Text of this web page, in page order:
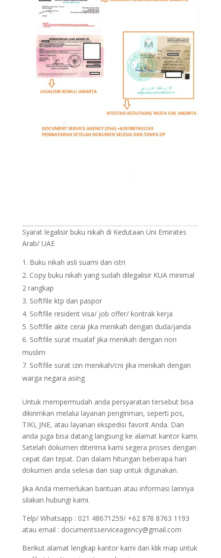
Syarat legalisir buku nikah di Kedutaan Uni Emirates
Arab/ UAE
Buku nikah asli suami dan istri
Copy buku nikah yang sudah dilegalisir KUA minimal
2 rangkap
Softfile ktp dan paspor
Softfile resident visa/ job offer/ kontrak kerja
Softfile akte cerai jika menikah dengan duda/janda
Softfile surat mualaf jika menikah dengan non
muslim
Softfile surat izin menikah/cni jika menikah dengan
warga negara asing
Untuk mempermudah anda persyaratan tersebut bisa
dikirimkan melalui layanan pengiriman, seperti pos,
TIKI, JNE, atau layanan ekspedisi favorit Anda. Dan
anda juga bisa datang langsung ke alamat kantor kami.
Setelah dokumen diterima kami segera proses dengan
cepat dan tepat. Dan dalam hitungan beberapa hari
dokumen anda selesai dan siap untuk digunakan.
Jika Anda memerlukan bantuan atau informasi lainnya
silakan hubungi kami.
Telp/ Whatsapp : 021 48671259/ +62 878 8763 1193
atau email : documentsserviceagency@gmail.com
Berikut alamat lengkap kantor kami dan klik map untuk